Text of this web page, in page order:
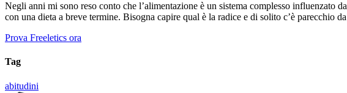
Negli anni mi sono reso conto che l’alimentazione è un sistema complesso
con una dieta a breve termine. Bisogna capire qual è la radice e di solito c’è parecchio
Prova Freeletics ora
Tag
abitudini